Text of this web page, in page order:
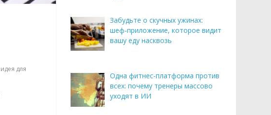
идея для
Забудьте о скучных ужинах:
шеф-приложение, которое видит
вашу еду насквозь
Одна фитнес-платформа против
всех: почему тренеры массово
уходят в ИИ